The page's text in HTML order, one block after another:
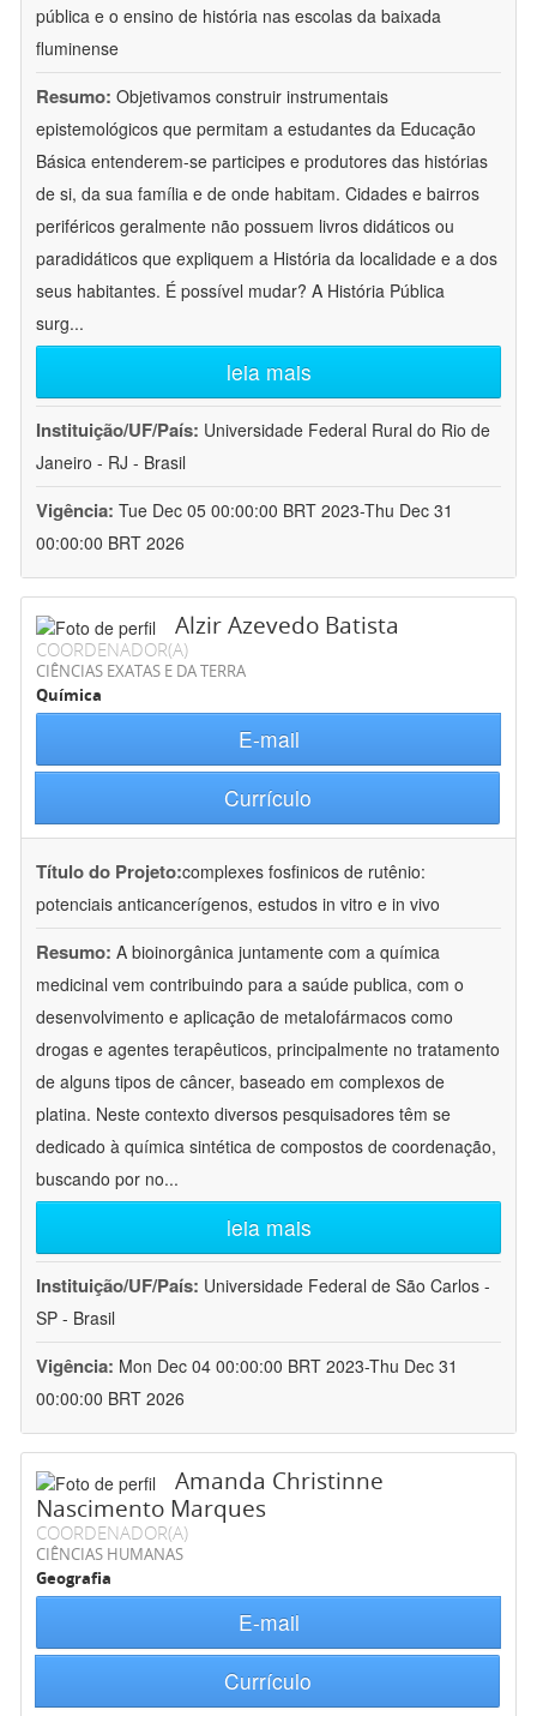
pública e o ensino de história nas escolas da baixada
fluminense
Resumo: Objetivamos construir instrumentais
epistemológicos que permitam a estudantes da Educação
Básica entenderem-se participes e produtores das histórias
de si, da sua família e de onde habitam. Cidades e bairros
periféricos geralmente não possuem livros didáticos ou
paradidáticos que expliquem a História da localidade e a dos
seus habitantes. É possível mudar? A História Pública
surg...
leia mais
Instituição/UF/País: Universidade Federal Rural do Rio de
Janeiro - RJ - Brasil
Vigência: Tue Dec 05 00:00:00 BRT 2023-Thu Dec 31
00:00:00 BRT 2026
Alzir Azevedo Batista
COORDENADOR(A)
CIÊNCIAS EXATAS E DA TERRA
Química
E-mail
Currículo
Título do Projeto:complexes fosfinicos de rutênio:
potenciais anticancerígenos, estudos in vitro e in vivo
Resumo: A bioinorgânica juntamente com a química
medicinal vem contribuindo para a saúde publica, com o
desenvolvimento e aplicação de metalofármacos como
drogas e agentes terapêuticos, principalmente no tratamento
de alguns tipos de câncer, baseado em complexos de
platina. Neste contexto diversos pesquisadores têm se
dedicado à química sintética de compostos de coordenação,
buscando por no...
leia mais
Instituição/UF/País: Universidade Federal de São Carlos -
SP - Brasil
Vigência: Mon Dec 04 00:00:00 BRT 2023-Thu Dec 31
00:00:00 BRT 2026
Amanda Christinne
Nascimento Marques
COORDENADOR(A)
CIÊNCIAS HUMANAS
Geografia
E-mail
Currículo